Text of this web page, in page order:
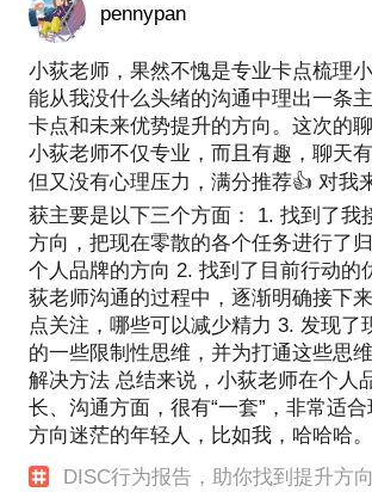
pennypan
小荻老师，果然不愧是专业卡点梳理
能从我没什么头绪的沟通中理出一条
卡点和未来优势提升的方向。这次的
小荻老师不仅专业，而且有趣，聊天
但又没有心理压力，满分推荐👍 对我
获主要是以下三个方面： 1. 找到了我
方向，把现在零散的各个任务进行了
个人品牌的方向 2. 找到了目前行动的
荻老师沟通的过程中，逐渐明确接下
点关注，哪些可以减少精力 3. 发现了
的一些限制性思维，并为打通这些思
解决方法 总结来说，小荻老师在个人
长、沟通方面，很有“一套”，非常适
方向迷茫的年轻人，比如我，哈哈哈。
DISC行为报告，助你找到提升方向